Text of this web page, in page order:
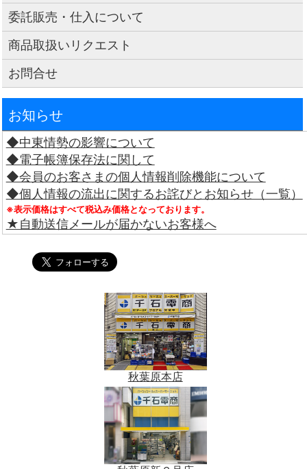
委託販売・仕入について
商品取扱いリクエスト
お問合せ
お知らせ
◆中東情勢の影響について
◆電子帳簿保存法に関して
◆会員のお客さまの個人情報削除機能について
◆個人情報の流出に関するお詫びとお知らせ（一覧）
※表示価格はすべて税込み価格となっております。
★自動送信メールが届かないお客様へ
秋葉原本店